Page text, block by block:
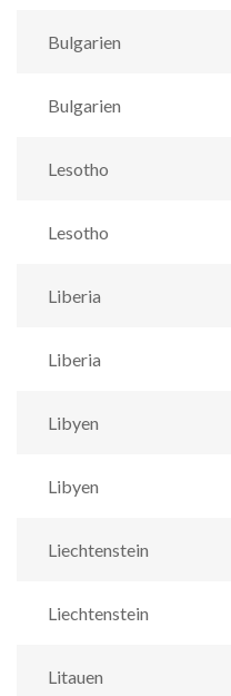
Bulgarien
Bulgarien
Lesotho
Lesotho
Liberia
Liberia
Libyen
Libyen
Liechtenstein
Liechtenstein
Litauen